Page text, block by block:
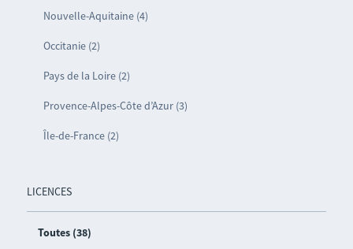
Nouvelle-Aquitaine (4)
Occitanie (2)
Pays de la Loire (2)
Provence-Alpes-Côte d’Azur (3)
Île-de-France (2)
LICENCES
Toutes (38)